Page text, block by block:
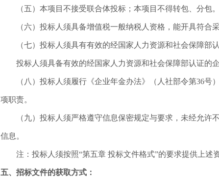
（五）本项目不接受联合体投标；本项目不得转包、分包。
（六）投标人须具备增值税一般纳税人资格，能开具符合
（七）投标人须具有有效的经国家人力资源和社会保障部
投标人须具备有效的经国家人力资源和社会保障部认证的
（八）投标人须履行《企业年金办法》（人社部令第36
项职责。
（九）投标人须严格遵守信息保密规定与要求，未经允
信息。
注：投标人须按照“第五章 投标文件格式”的要求提供上述
五、招标文件的获取方式：